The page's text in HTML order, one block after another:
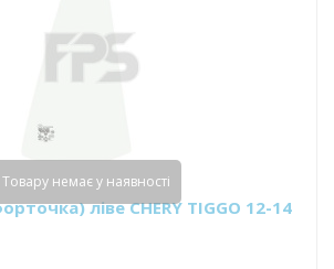
ліве CHERY TIGGO 12-14
Товару немає у наявності